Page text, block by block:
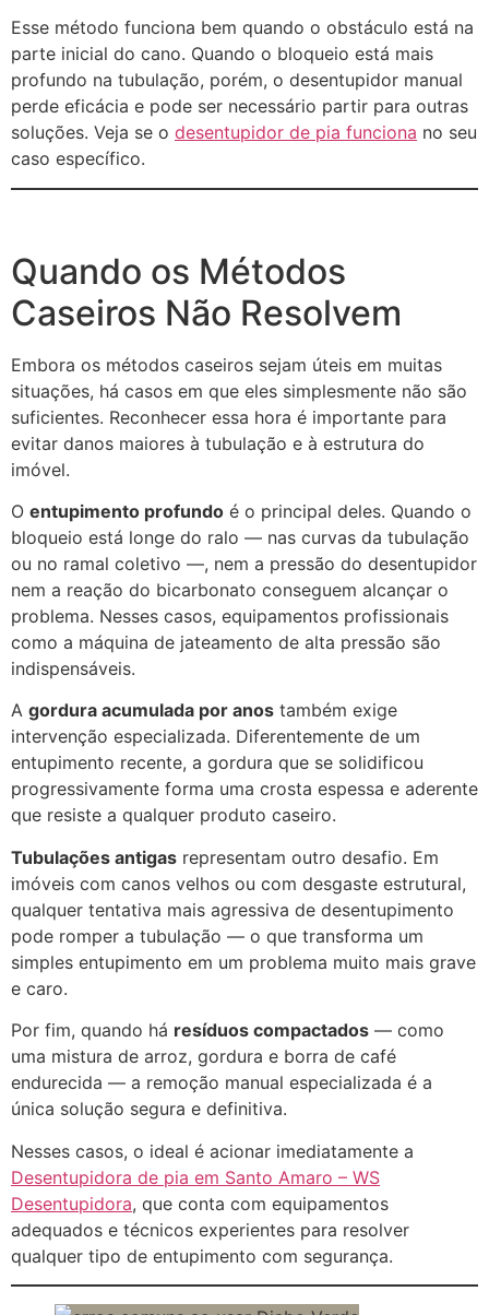
Esse método funciona bem quando o obstáculo está na
parte inicial do cano. Quando o bloqueio está mais
profundo na tubulação, porém, o desentupidor manual
perde eficácia e pode ser necessário partir para outras
soluções. Veja se o desentupidor de pia funciona no seu
caso específico.
Quando os Métodos
Caseiros Não Resolvem
Embora os métodos caseiros sejam úteis em muitas
situações, há casos em que eles simplesmente não são
suficientes. Reconhecer essa hora é importante para
evitar danos maiores à tubulação e à estrutura do
imóvel.
O entupimento profundo é o principal deles. Quando o
bloqueio está longe do ralo — nas curvas da tubulação
ou no ramal coletivo —, nem a pressão do desentupidor
nem a reação do bicarbonato conseguem alcançar o
problema. Nesses casos, equipamentos profissionais
como a máquina de jateamento de alta pressão são
indispensáveis.
A gordura acumulada por anos também exige
intervenção especializada. Diferentemente de um
entupimento recente, a gordura que se solidificou
progressivamente forma uma crosta espessa e aderente
que resiste a qualquer produto caseiro.
Tubulações antigas representam outro desafio. Em
imóveis com canos velhos ou com desgaste estrutural,
qualquer tentativa mais agressiva de desentupimento
pode romper a tubulação — o que transforma um
simples entupimento em um problema muito mais grave
e caro.
Por fim, quando há resíduos compactados — como
uma mistura de arroz, gordura e borra de café
endurecida — a remoção manual especializada é a
única solução segura e definitiva.
Nesses casos, o ideal é acionar imediatamente a
Desentupidora de pia em Santo Amaro – WS
Desentupidora, que conta com equipamentos
adequados e técnicos experientes para resolver
qualquer tipo de entupimento com segurança.